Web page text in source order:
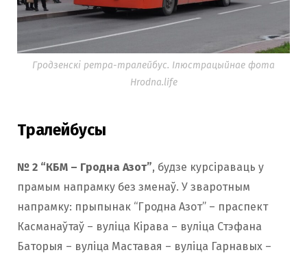
Гродзенскі ретра-тралейбус. Ілюстрацыйнае фота
Hrodna.life
Тралейбусы
№ 2 “КБМ – Гродна Азот”, будзе курсіраваць у
прамым напрамку без зменаў. У зваротным
напрамку: прыпынак “Гродна Азот” – праспект
Касманаўтаў – вуліца Кірава – вуліца Стэфана
Баторыя – вуліца Маставая – вуліца Гарнавых –